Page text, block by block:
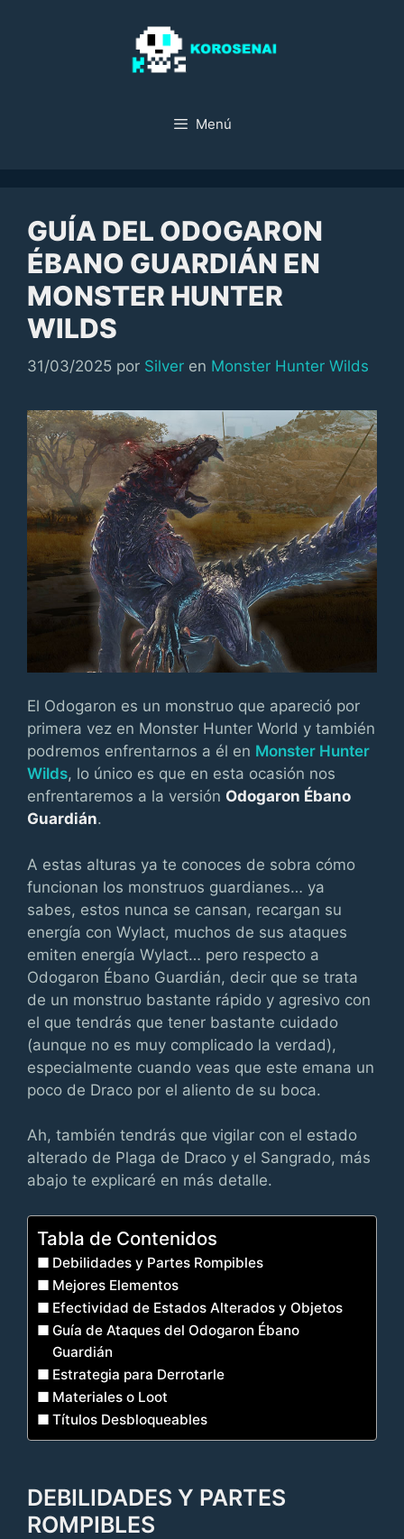
Menú
GUÍA DEL ODOGARON
ÉBANO GUARDIÁN EN
MONSTER HUNTER
WILDS
31/03/2025 por Silver en Categorías
Monster Hunter Wilds
El Odogaron es un monstruo que apareció por
primera vez en Monster Hunter World y también
podremos enfrentarnos a él en Monster Hunter
Wilds, lo único es que en esta ocasión nos
enfrentaremos a la versión Odogaron Ébano
Guardián.
A estas alturas ya te conoces de sobra cómo
funcionan los monstruos guardianes… ya
sabes, estos nunca se cansan, recargan su
energía con Wylact, muchos de sus ataques
emiten energía Wylact… pero respecto a
Odogaron Ébano Guardián, decir que se trata
de un monstruo bastante rápido y agresivo con
el que tendrás que tener bastante cuidado
(aunque no es muy complicado la verdad),
especialmente cuando veas que este emana un
poco de Draco por el aliento de su boca.
Ah, también tendrás que vigilar con el estado
alterado de Plaga de Draco y el Sangrado, más
abajo te explicaré en más detalle.
Tabla de Contenidos
Debilidades y Partes Rompibles
Mejores Elementos
Efectividad de Estados Alterados y Objetos
Guía de Ataques del Odogaron Ébano
Guardián
Estrategia para Derrotarle
Materiales o Loot
Títulos Desbloqueables
DEBILIDADES Y PARTES
ROMPIBLES